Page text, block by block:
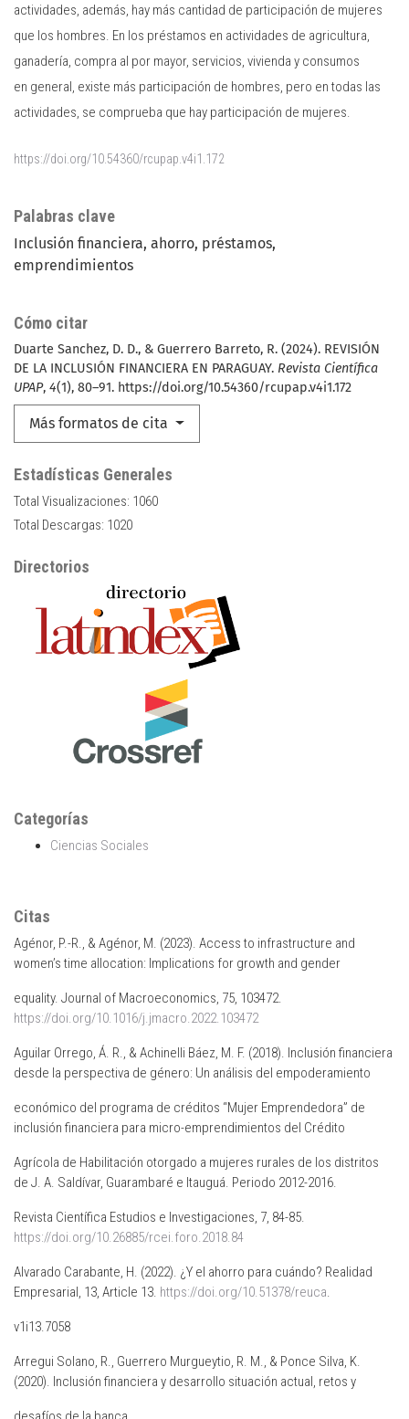
Palabras clave
Inclusión financiera ahorro préstamos
emprendimientos
Categorías
Ciencias Sociales
Cómo citar
Duarte Sanchez, D. D., & Guerrero Barreto, R. (2024). REVISIÓN
DE LA INCLUSIÓN FINANCIERA EN PARAGUAY. Revista Científica
UPAP, 4(1), 80–91. https://doi.org/10.54360/rcupap.v4i1.172
Más formatos de cita
Estadísticas Generales
Total Visualizaciones: 1060
Total Descargas: 1020
Directorios
actividades, además, hay más cantidad de participación de mujeres
que los hombres. En los préstamos en actividades de agricultura,
ganadería, compra al por mayor, servicios, vivienda y consumos
en general, existe más participación de hombres, pero en todas las
actividades, se comprueba que hay participación de mujeres.
https://doi.org/10.54360/rcupap.v4i1.172
Citas
Agénor, P.-R., & Agénor, M. (2023). Access to infrastructure and
women’s time allocation: Implications for growth and gender
equality. Journal of Macroeconomics, 75, 103472.
https://doi.org/10.1016/j.jmacro.2022.103472
Aguilar Orrego, Á. R., & Achinelli Báez, M. F. (2018). Inclusión financiera
desde la perspectiva de género: Un análisis del empoderamiento
económico del programa de créditos “Mujer Emprendedora” de
inclusión financiera para micro-emprendimientos del Crédito
Agrícola de Habilitación otorgado a mujeres rurales de los distritos
de J. A. Saldívar, Guarambaré e Itauguá. Periodo 2012-2016.
Revista Científica Estudios e Investigaciones, 7, 84-85.
https://doi.org/10.26885/rcei.foro.2018.84
Alvarado Carabante, H. (2022). ¿Y el ahorro para cuándo? Realidad
Empresarial, 13, Article 13. https://doi.org/10.51378/reuca
v1i13.7058
Arregui Solano, R., Guerrero Murgueytio, R. M., & Ponce Silva, K.
(2020). Inclusión financiera y desarrollo situación actual, retos y